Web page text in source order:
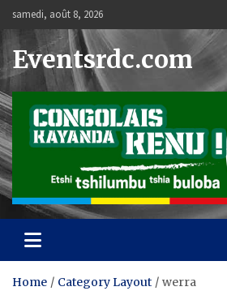
content
samedi, août 8, 2026
Eventsrdc.com
Home Category Layout werra